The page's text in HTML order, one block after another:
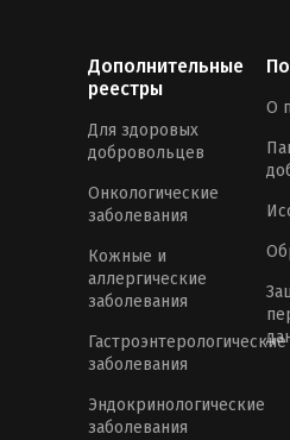
Дополнительные
реестры
Для здоровых
добровольцев
Онкологические
заболевания
Кожные и
аллергические
заболевания
Гастроэнтерологические
заболевания
Эндокринологические
заболевания
О